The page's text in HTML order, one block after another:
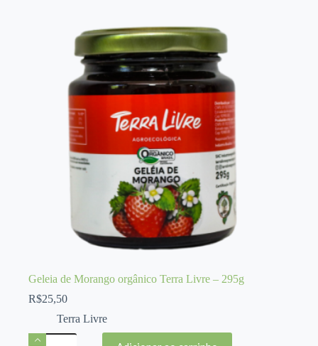
quantidade
Geleia de Morango orgânico Terra Livre – 295g
R$25,50
Terra Livre
Geleia